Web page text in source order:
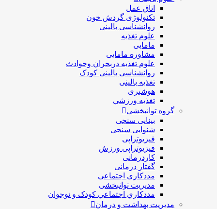
اتاق عمل
تکنولوژی گردش خون
روانشناسی بالینی
علوم تغذیه
مامایی
مشاوره مامایی
علوم تغذیه دربحران وحوادث
روانشناسی بالینی کودک
تغذیه بالینی
هوشبری
تغذيه ورزشي
گروه توانبخشی
بینایی سنجی
شنوایی سنجی
فیزیوتراپی
فیزیوتراپی ورزش
کاردرمانی
گفتار درمانی
مددکاری اجتماعی
مديريت توانبخشی
مددکاري اجتماعي کودک و نوجوان
مدیریت بهداشت و درمان